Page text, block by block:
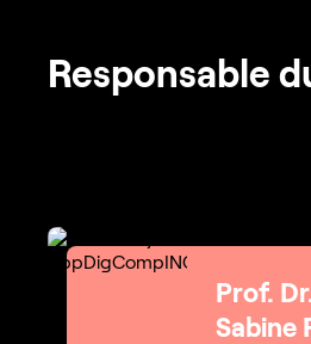
Responsable
Prof.
Sabine